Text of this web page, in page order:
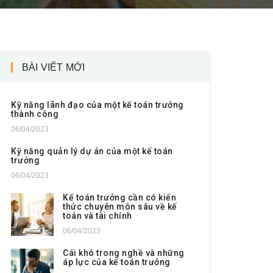
BÀI VIẾT MỚI
Kỹ năng lãnh đạo của một kế toán trưởng
thành công
06/04/2023
Kỹ năng quản lý dự án của một kế toán
trưởng
06/04/2023
Kế toán trưởng cần có kiến
thức chuyên môn sâu về kế
toán và tài chính
06/04/2023
Cái khó trong nghề và những
áp lực của kế toán trưởng